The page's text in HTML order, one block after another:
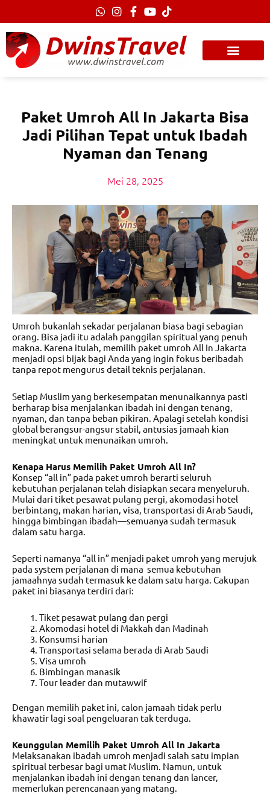
konten
Paket Umroh All In Jakarta Bisa
Jadi Pilihan Tepat untuk Ibadah
Nyaman dan Tenang
Mei 28, 2025
Umroh bukanlah sekadar perjalanan biasa bagi sebagian
orang. Bisa jadi itu adalah panggilan spiritual yang penuh
makna. Karena itulah, memilih paket umroh All In Jakarta
menjadi opsi bijak bagi Anda yang ingin fokus beribadah
tanpa repot mengurus detail teknis perjalanan.
Setiap Muslim yang berkesempatan menunaikannya pasti
berharap bisa menjalankan ibadah ini dengan tenang,
nyaman, dan tanpa beban pikiran. Apalagi setelah kondisi
global berangsur-angsur stabil, antusias jamaah kian
meningkat untuk menunaikan umroh.
Kenapa Harus Memilih Paket Umroh All In?
Konsep “all in” pada paket umroh berarti seluruh
kebutuhan perjalanan telah disiapkan secara menyeluruh.
Mulai dari tiket pesawat pulang pergi, akomodasi hotel
berbintang, makan harian, visa, transportasi di Arab Saudi,
hingga bimbingan ibadah—semuanya sudah termasuk
dalam satu harga.
Seperti namanya “all in” menjadi paket umroh yang merujuk
pada system perjalanan di mana semua kebutuhan
jamaahnya sudah termasuk ke dalam satu harga. Cakupan
paket ini biasanya terdiri dari:
Tiket pesawat pulang dan pergi
Akomodasi hotel di Makkah dan Madinah
Konsumsi harian
Transportasi selama berada di Arab Saudi
Visa umroh
Bimbingan manasik
Tour leader dan mutawwif
Dengan memilih paket ini, calon jamaah tidak perlu
khawatir lagi soal pengeluaran tak terduga.
Keunggulan Memilih Paket Umroh All In Jakarta
Melaksanakan ibadah umroh menjadi salah satu impian
spiritual terbesar bagi umat Muslim. Namun, untuk
menjalankan ibadah ini dengan tenang dan lancer,
memerlukan perencanaan yang matang.